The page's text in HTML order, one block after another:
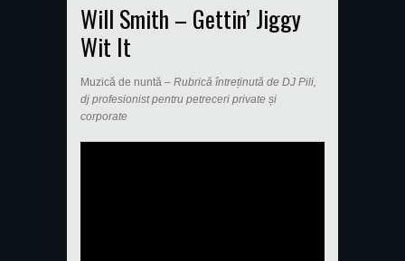
Will Smith – Gettin’ Jiggy
Wit It
Muzică de nuntă – Rubrică întreținută de DJ Pili,
dj profesionist pentru petreceri private și
corporate